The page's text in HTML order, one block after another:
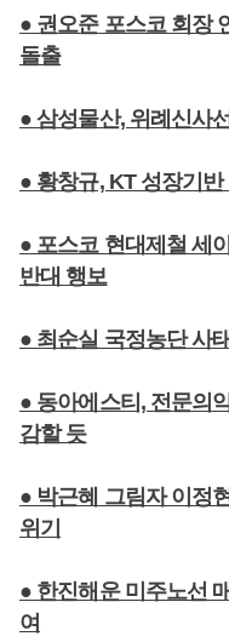
● 권오준 포스코 회장
돌출
● 삼성물산, 위례신사
● 황창규, KT 성장기
● 포스코 현대제철 세
반대 행보
● 최순실 국정농단 사
● 동아에스티, 전문의
감할 듯
● 박근혜 그림자 이정
위기
● 한진해운 미주노선
여